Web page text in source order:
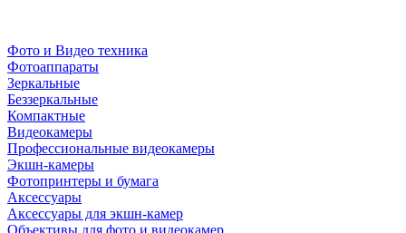
Фото и Видео техника
Фотоаппараты
Зеркальные
Беззеркальные
Компактные
Видеокамеры
Профессиональные видеокамеры
Экшн-камеры
Фотопринтеры и бумага
Аксессуары
Аксессуары для экшн-камер